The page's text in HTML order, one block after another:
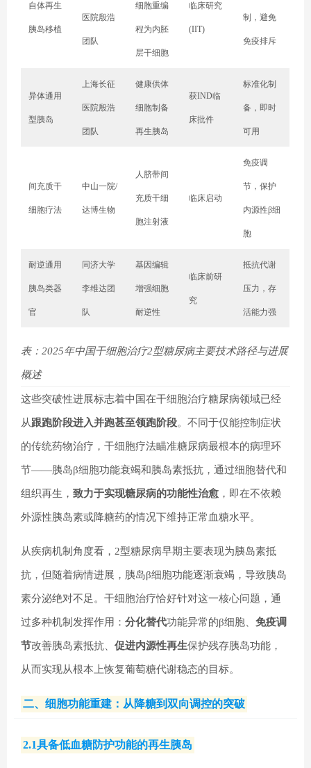
自体再生
胰岛移植
医院殷浩
团队
细胞重编
程为内胚
层干细胞
临床研究
(IIT)
制，避免
免疫排斥
异体通用
型胰岛
上海长征
医院殷浩
团队
健康供体
细胞制备
再生胰岛
获IND临
床批件
标准化制
备，即时
可用
间充质干
细胞疗法
中山一院/
达博生物
人脐带间
充质干细
胞注射液
临床启动
免疫调
节，保护
内源性β细
胞
耐逆通用
胰岛类器
官
同济大学
李维达团
队
基因编辑
增强细胞
耐逆性
临床前研
究
抵抗代谢
压力，存
活能力强
表：2025年中国干细胞治疗2型糖尿病主要技术路径与进展
概述
这些突破性进展标志着中国在干细胞治疗糖尿病领域已经
从跟跑阶段进入并跑甚至领跑阶段。不同于仅能控制症状
的传统药物治疗，干细胞疗法瞄准糖尿病最根本的病理环
节——胰岛β细胞功能衰竭和胰岛素抵抗，通过细胞替代和
组织再生， 致力于实现糖尿病的功能性治愈 ，即在不依赖
外源性胰岛素或降糖药的情况下维持正常血糖水平。
从疾病机制角度看，2型糖尿病早期主要表现为胰岛素抵
抗，但随着病情进展，胰岛β细胞功能逐渐衰竭，导致胰岛
素分泌绝对不足。干细胞治疗恰好针对这一核心问题，通
过多种机制发挥作用： 分化替代功能异常的β细胞、 免疫调
节改善胰岛素抵抗、 促进内源性再生保护残存胰岛功能，
从而实现从根本上恢复葡萄糖代谢稳态的目标。
二、细胞功能重建：从降糖到双向调控的突破
2.1具备低血糖防护功能的再生胰岛